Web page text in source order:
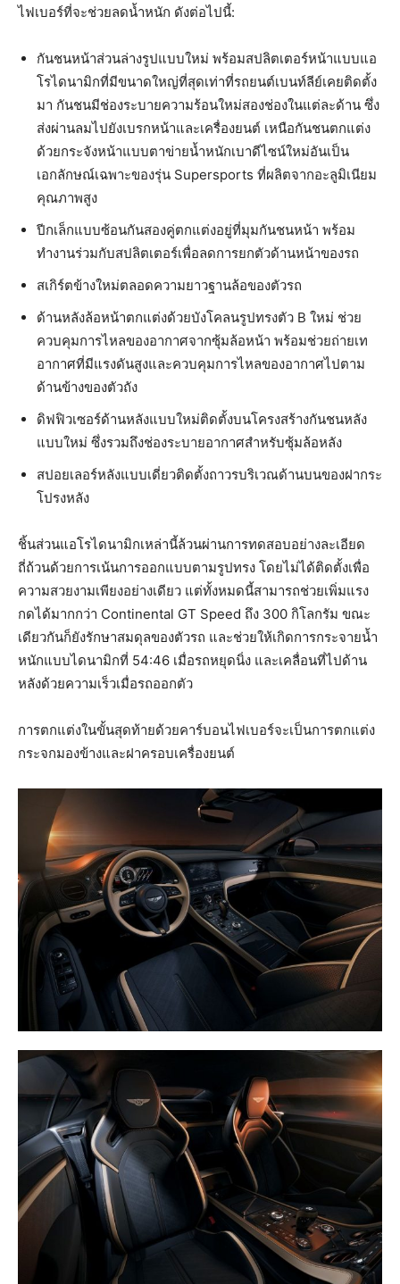
ไฟเบอร์ที่จะช่วยลดน้ำหนัก ดังต่อไปนี้:
กันชนหน้าส่วนล่างรูปแบบใหม่ พร้อมสปลิตเตอร์หน้าแบบแอ
โรไดนามิกที่มีขนาดใหญ่ที่สุดเท่าที่รถยนต์เบนท์ลีย์เคยติดตั้ง
มา กันชนมีช่องระบายความร้อนใหม่สองช่องในแต่ละด้าน ซึ่ง
ส่งผ่านลมไปยังเบรกหน้าและเครื่องยนต์ เหนือกันชนตกแต่ง
ด้วยกระจังหน้าแบบตาข่ายน้ำหนักเบาดีไซน์ใหม่อันเป็น
เอกลักษณ์เฉพาะของรุ่น Supersports ที่ผลิตจากอะลูมิเนียม
คุณภาพสูง
ปีกเล็กแบบซ้อนกันสองคู่ตกแต่งอยู่ที่มุมกันชนหน้า พร้อม
ทำงานร่วมกับสปลิตเตอร์เพื่อลดการยกตัวด้านหน้าของรถ
สเกิร์ตข้างใหม่ตลอดความยาวฐานล้อของตัวรถ
ด้านหลังล้อหน้าตกแต่งด้วยบังโคลนรูปทรงตัว B ใหม่ ช่วย
ควบคุมการไหลของอากาศจากซุ้มล้อหน้า พร้อมช่วยถ่ายเท
อากาศที่มีแรงดันสูงและควบคุมการไหลของอากาศไปตาม
ด้านข้างของตัวถัง
ดิฟฟิวเซอร์ด้านหลังแบบใหม่ติดตั้งบนโครงสร้างกันชนหลัง
แบบใหม่ ซึ่งรวมถึงช่องระบายอากาศสำหรับซุ้มล้อหลัง
สปอยเลอร์หลังแบบเดี่ยวติดตั้งถาวรบริเวณด้านบนของฝากระ
โปรงหลัง
ชิ้นส่วนแอโรไดนามิกเหล่านี้ล้วนผ่านการทดสอบอย่างละเอียด
ถี่ถ้วนด้วยการเน้นการออกแบบตามรูปทรง โดยไม่ได้ติดตั้งเพื่อ
ความสวยงามเพียงอย่างเดียว แต่ทั้งหมดนี้สามารถช่วยเพิ่มแรง
กดได้มากกว่า Continental GT Speed ​​ถึง 300 กิโลกรัม ขณะ
เดียวกันก็ยังรักษาสมดุลของตัวรถ และช่วยให้เกิดการกระจายน้ำ
หนักแบบไดนามิกที่ 54:46 เมื่อรถหยุดนิ่ง และเคลื่อนที่ไปด้าน
หลังด้วยความเร็วเมื่อรถออกตัว
การตกแต่งในขั้นสุดท้ายด้วยคาร์บอนไฟเบอร์จะเป็นการตกแต่ง
กระจกมองข้างและฝาครอบเครื่องยนต์